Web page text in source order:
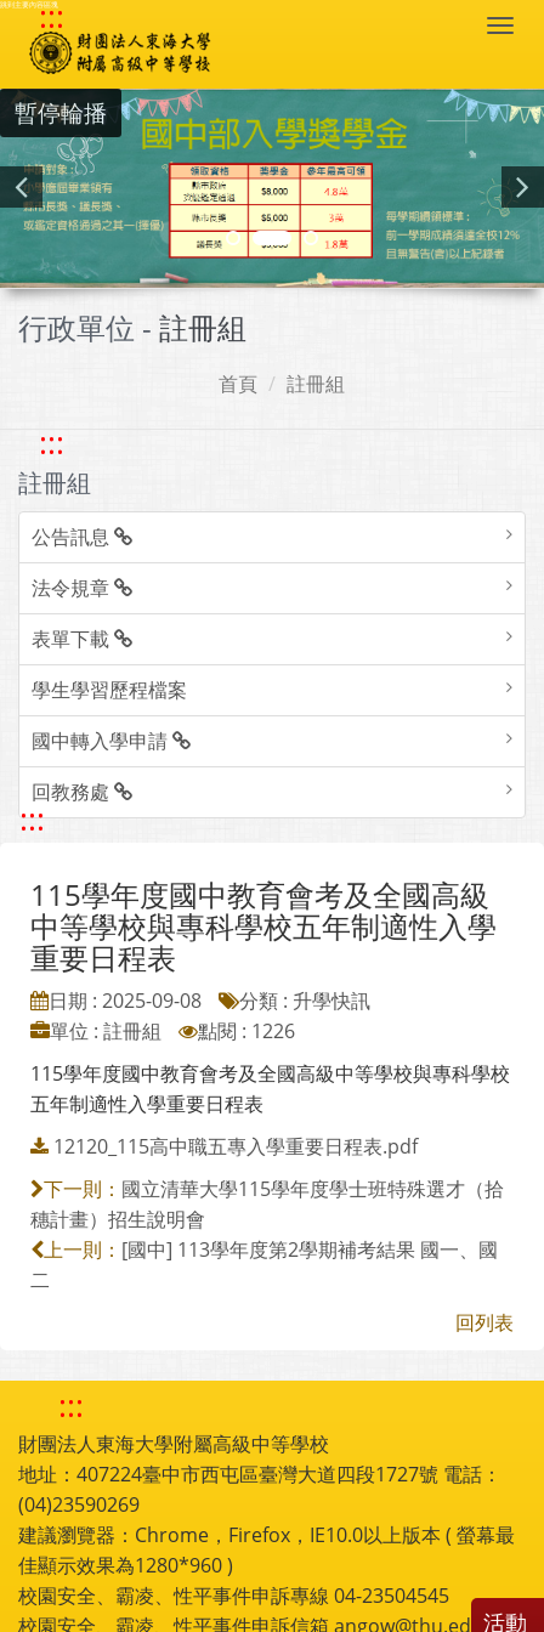
跳到主要內容區塊
:::
暫停輪播
行政單位 - 註冊組
首頁 註冊組
:::
註冊組
公告訊息
法令規章
表單下載
學生學習歷程檔案
國中轉入學申請
回教務處
:::
115學年度國中教育會考及全國高級
中等學校與專科學校五年制適性入學
重要日程表
日期 : 2025-09-08
分類 : 升學快訊
單位 : 註冊組
點閱 : 1226
115學年度國中教育會考及全國高級中等學校與專科學校
五年制適性入學重要日程表
12120_115高中職五專入學重要日程表.pdf
下一則： 國立清華大學115學年度學士班特殊選才（拾
穗計畫）招生說明會
上一則： [國中] 113學年度第2學期補考結果 國一、國
二
回列表
:::
財團法人東海大學附屬高級中等學校
地址：407224臺中市西屯區臺灣大道四段1727號 電話：
(04)23590269
建議瀏覽器：Chrome，Firefox，IE10.0以上版本 ( 螢幕最
佳顯示效果為1280*960 )
校園安全、霸凌、性平事件申訴專線 04-23504545
校園安全、霸凌、性平事件申訴信箱 angow@thu.edu.tw
活動